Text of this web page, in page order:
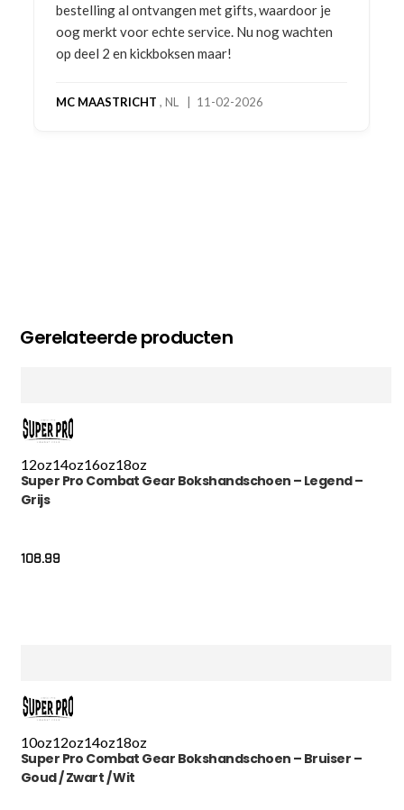
bestelling al ontvangen met gifts, waardoor je
oog merkt voor echte service. Nu nog wachten
op deel 2 en kickboksen maar!
MC MAASTRICHT , NL | 11-02-2026
Gerelateerde producten
12oz14oz16oz18oz
Super Pro Combat Gear Bokshandschoen – Legend –
Grijs
108.99
10oz12oz14oz18oz
Super Pro Combat Gear Bokshandschoen – Bruiser –
Goud / Zwart / Wit